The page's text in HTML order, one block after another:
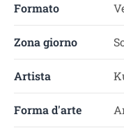
Formato
Zona giorno
Artista
Forma d'arte